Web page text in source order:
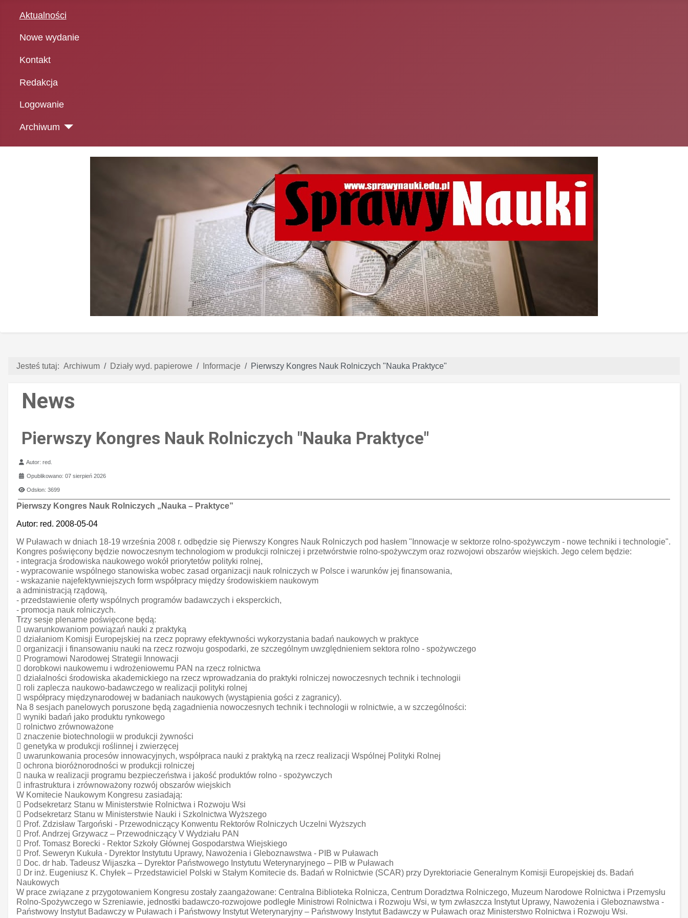
Aktualności
Nowe wydanie
Kontakt
Redakcja
Logowanie
Archiwum
Jesteś tutaj: Archiwum Działy wyd. papierowe Informacje Pierwszy Kongres Nauk Rolniczych "Nauka Praktyce"
News
Pierwszy Kongres Nauk Rolniczych "Nauka Praktyce"
Szczegóły
Autor:red.
Opublikowano: 07 sierpień 2026
Odsłon: 3699
Pierwszy Kongres Nauk Rolniczych „Nauka – Praktyce”
Autor: red. 2008-05-04
W Puławach w dniach 18-19 września 2008 r. odbędzie się Pierwszy Kongres Nauk Rolniczych pod hasłem "Innowacje w sektorze rolno-spożywczym - nowe techniki i technologie".
Kongres poświęcony będzie nowoczesnym technologiom w produkcji rolniczej i przetwórstwie rolno-spożywczym oraz rozwojowi obszarów wiejskich. Jego celem będzie:
- integracja środowiska naukowego wokół priorytetów polityki rolnej,
- wypracowanie wspólnego stanowiska wobec zasad organizacji nauk rolniczych w Polsce i warunków jej finansowania,
- wskazanie najefektywniejszych form współpracy między środowiskiem naukowym
a administracją rządową,
- przedstawienie oferty wspólnych programów badawczych i eksperckich,
- promocja nauk rolniczych.
Trzy sesje plenarne poświęcone będą:
 uwarunkowaniom powiązań nauki z praktyką
 działaniom Komisji Europejskiej na rzecz poprawy efektywności wykorzystania badań naukowych w praktyce
 organizacji i finansowaniu nauki na rzecz rozwoju gospodarki, ze szczególnym uwzględnieniem sektora rolno - spożywczego
 Programowi Narodowej Strategii Innowacji
 dorobkowi naukowemu i wdrożeniowemu PAN na rzecz rolnictwa
 działalności środowiska akademickiego na rzecz wprowadzania do praktyki rolniczej nowoczesnych technik i technologii
 roli zaplecza naukowo-badawczego w realizacji polityki rolnej
 współpracy międzynarodowej w badaniach naukowych (wystąpienia gości z zagranicy).
Na 8 sesjach panelowych poruszone będą zagadnienia nowoczesnych technik i technologii w rolnictwie, a w szczególności:
 wyniki badań jako produktu rynkowego
 rolnictwo zrównoważone
 znaczenie biotechnologii w produkcji żywności
 genetyka w produkcji roślinnej i zwierzęcej
 uwarunkowania procesów innowacyjnych, współpraca nauki z praktyką na rzecz realizacji Wspólnej Polityki Rolnej
 ochrona bioróżnorodności w produkcji rolniczej
 nauka w realizacji programu bezpieczeństwa i jakość produktów rolno - spożywczych
 infrastruktura i zrównoważony rozwój obszarów wiejskich
W Komitecie Naukowym Kongresu zasiadają:
 Podsekretarz Stanu w Ministerstwie Rolnictwa i Rozwoju Wsi
 Podsekretarz Stanu w Ministerstwie Nauki i Szkolnictwa Wyższego
 Prof. Zdzisław Targoński - Przewodniczący Konwentu Rektorów Rolniczych Uczelni Wyższych
 Prof. Andrzej Grzywacz – Przewodniczący V Wydziału PAN
 Prof. Tomasz Borecki - Rektor Szkoły Głównej Gospodarstwa Wiejskiego
 Prof. Seweryn Kukuła - Dyrektor Instytutu Uprawy, Nawożenia i Gleboznawstwa - PIB w Puławach
 Doc. dr hab. Tadeusz Wijaszka – Dyrektor Państwowego Instytutu Weterynaryjnego – PIB w Puławach
 Dr inż. Eugeniusz K. Chyłek – Przedstawiciel Polski w Stałym Komitecie ds. Badań w Rolnictwie (SCAR) przy Dyrektoriacie Generalnym Komisji Europejskiej ds. Badań
Naukowych
W prace związane z przygotowaniem Kongresu zostały zaangażowane: Centralna Biblioteka Rolnicza, Centrum Doradztwa Rolniczego, Muzeum Narodowe Rolnictwa i Przemysłu
Rolno-Spożywczego w Szreniawie, jednostki badawczo-rozwojowe podległe Ministrowi Rolnictwa i Rozwoju Wsi, w tym zwłaszcza Instytut Uprawy, Nawożenia i Gleboznawstwa -
Państwowy Instytut Badawczy w Puławach i Państwowy Instytut Weterynaryjny – Państwowy Instytut Badawczy w Puławach oraz Ministerstwo Rolnictwa i Rozwoju Wsi.